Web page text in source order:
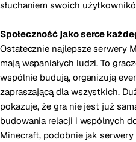
słuchaniem swoich
Społeczność jako serce
Ostatecznie najlepsze serwery
mają wspaniałych ludzi. To
wspólnie budują, organizują
zapraszającą dla wszystkich.
pokazuje, że gra nie jest już
budowania relacji i wspólnych
Minecraft, podobnie jak